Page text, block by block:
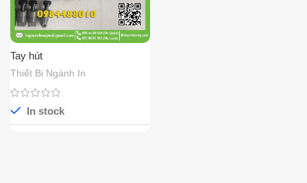
Tay hút
Thiết Bị Ngành In
In stock